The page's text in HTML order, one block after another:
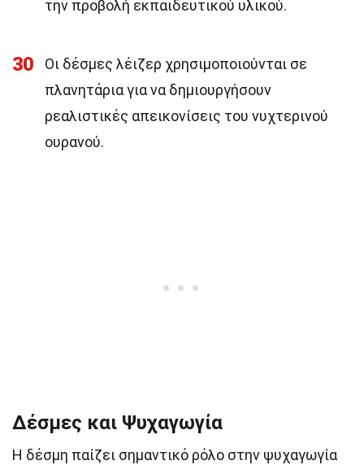
την προβολή εκπαιδευτικού υλικού.
30
Οι δέσμες λέιζερ χρησιμοποιούνται σε
πλανητάρια για να δημιουργήσουν
ρεαλιστικές απεικονίσεις του νυχτερινού
ουρανού.
Δέσμες και Ψυχαγωγία
Η δέσμη παίζει σημαντικό ρόλο στην ψυχαγωγία